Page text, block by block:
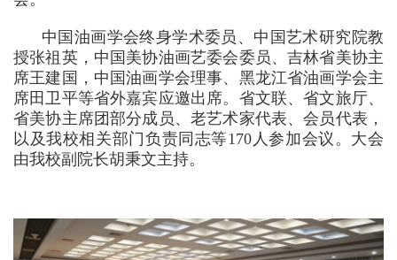
中国油画学会终身学术委员、中国艺术研究院教
授张祖英，中国美协油画艺委会委员、吉林省美协主
席王建国，中国油画学会理事、黑龙江省油画学会主
席田卫平等省外嘉宾应邀出席。省文联、省文旅厅、
省美协主席团部分成员、老艺术家代表、会员代表，
以及我校相关部门负责同志等170人参加会议。大会
由我校副院长胡秉文主持。